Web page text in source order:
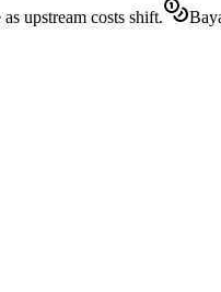
upstream costs shift.